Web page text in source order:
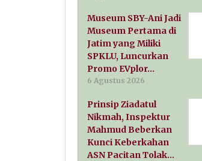
Museum SBY-Ani Jadi
Museum Pertama di
Jatim yang Miliki
SPKLU, Luncurkan
Promo EVplor…
6 Agustus 2026
Prinsip Ziadatul
Nikmah, Inspektur
Mahmud Beberkan
Kunci Keberkahan
ASN Pacitan Tolak…